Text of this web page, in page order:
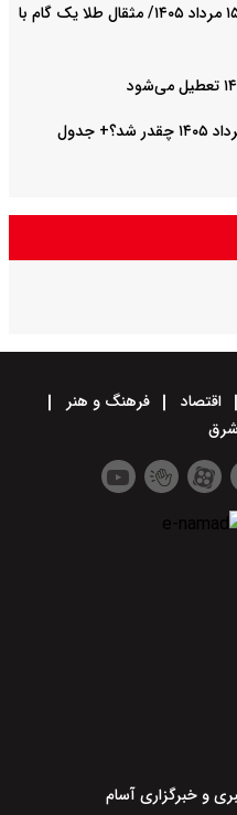
پیش‌ بینی قیمت طلا و سکه پنجشنبه ۱۵ مرداد ۱۴۰۵/ مثقال طلا یک گام با
اقتصاد
فرهنگ و هنر
و خبرگزاری آسام